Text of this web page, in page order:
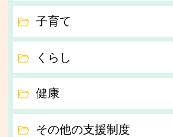
子育て
くらし
健康
その他の支援制度